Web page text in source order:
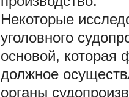
Некоторые
уголовного
основой, которая
должное
органы